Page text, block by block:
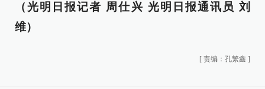
（光明日报记者 周仕兴 光明日报通讯员 刘
维）
[ 责编：孔繁鑫 ]